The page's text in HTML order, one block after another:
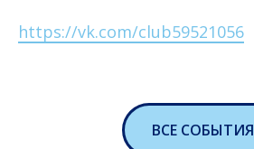
https://vk.com/club59521056
ВСЕ СОБЫТИЯ